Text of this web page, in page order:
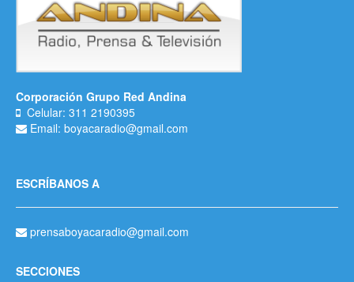
Corporación Grupo Red Andina
Celular: 311 2190395
Email: boyacaradio@gmail.com
ESCRÍBANOS A
prensaboyacaradio@gmail.com
SECCIONES